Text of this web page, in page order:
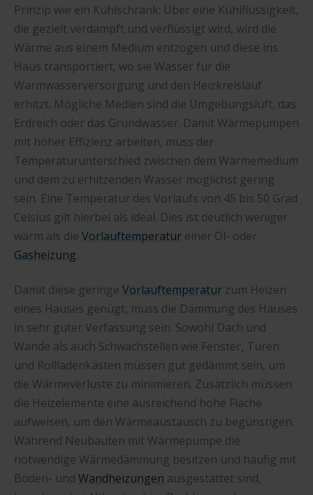
Prinzip wie ein Kühlschrank: Über eine Kühlflüssigkeit,
die gezielt verdampft und verflüssigt wird, wird die
Wärme aus einem Medium entzogen und diese ins
Haus transportiert, wo sie Wasser für die
Warmwasserversorgung und den Heizkreislauf
erhitzt. Mögliche Medien sind die Umgebungsluft, das
Erdreich oder das Grundwasser. Damit Wärmepumpen
mit hoher Effizienz arbeiten, muss der
Temperaturunterschied zwischen dem Wärmemedium
und dem zu erhitzenden Wasser möglichst gering
sein. Eine Temperatur des Vorlaufs von 45 bis 50 Grad
Celsius gilt hierbei als ideal. Dies ist deutlich weniger
warm als die Vorlauftemperatur einer Öl- oder
Gasheizung.
Damit diese geringe Vorlauftemperatur zum Heizen
eines Hauses genügt, muss die Dämmung des Hauses
in sehr guter Verfassung sein. Sowohl Dach und
Wände als auch Schwachstellen wie Fenster, Türen
und Rollladenkästen müssen gut gedämmt sein, um
die Wärmeverluste zu minimieren. Zusätzlich müssen
die Heizelemente eine ausreichend hohe Fläche
aufweisen, um den Wärmeaustausch zu begünstigen.
Während Neubauten mit Wärmepumpe die
notwendige Wärmedämmung besitzen und häufig mit
Boden- und Wandheizungen ausgestattet sind,